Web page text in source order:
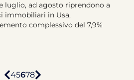
luglio, ad agosto riprendono a
immobiliari in Usa,
complessivo del 7,9%
45678